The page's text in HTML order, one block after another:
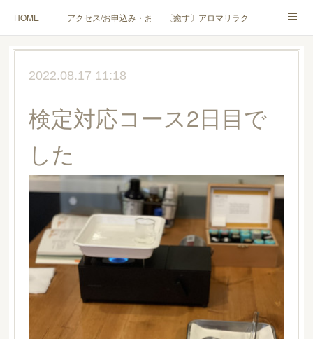
HOME アクセス/お申込み・お問合せ〔癒す〕アロマリラクゼーション
〔学ぶ〕AEAJ資格対応コース〔学ぶ〕トリートメント実技講座／介護アロマ講座
ハンモックよもぎ蒸し® HAMMOCK SAUNA® アカデミー厚木校
ハンモックタイ古式協会® 厚木校
Instagram YouTube［アロマ・ハーブクラフト］
2022.08.17 11:18
検定対応コース2日目で
した